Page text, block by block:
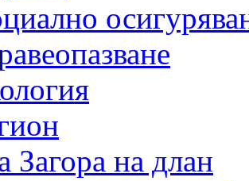
Загора на длан